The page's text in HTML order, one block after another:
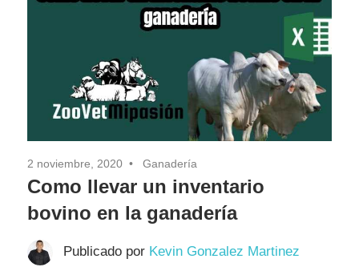
2 noviembre, 2020 Ganadería
Como llevar un inventario
bovino en la ganadería
Publicado por Kevin Gonzalez Martinez